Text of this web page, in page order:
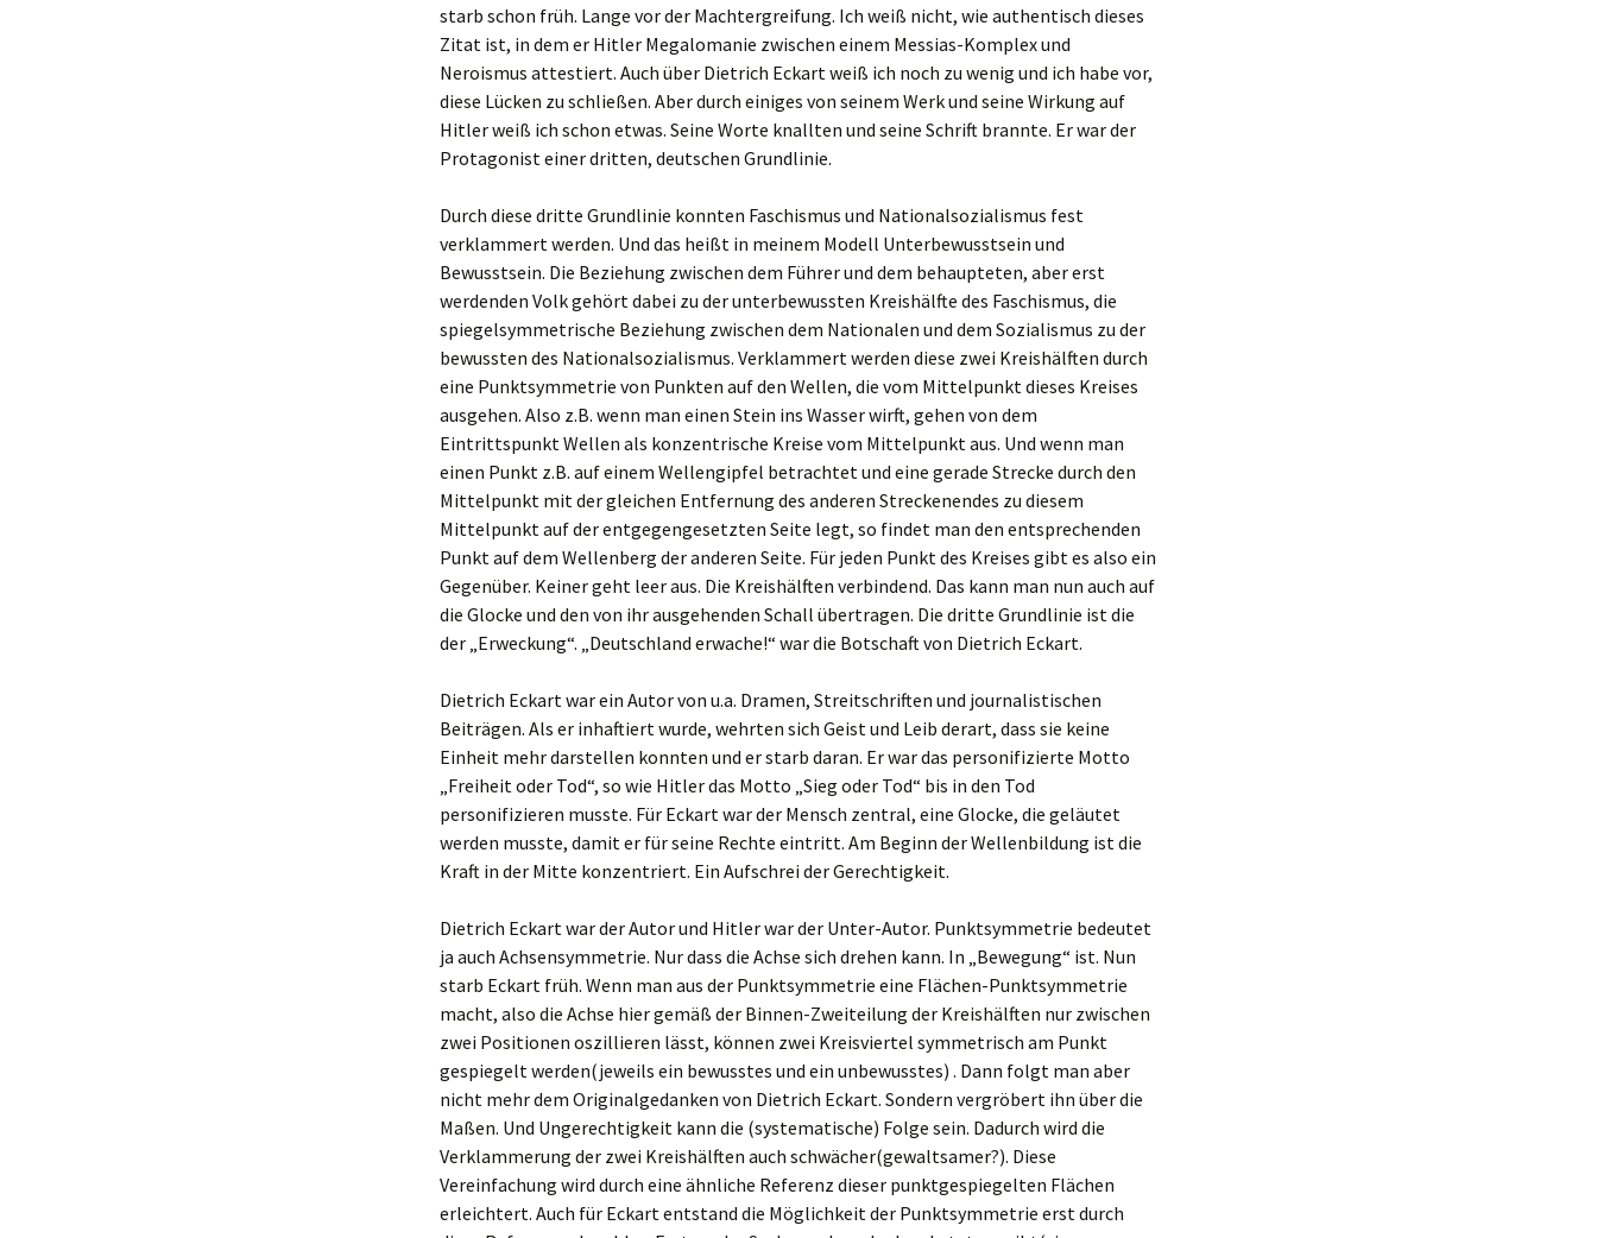
starb schon früh. Lange vor der Machtergreifung. Ich weiß nicht, wie authentisch dieses
Zitat ist, in dem er Hitler Megalomanie zwischen einem Messias-Komplex und
Neroismus attestiert. Auch über Dietrich Eckart weiß ich noch zu wenig und ich habe vor,
diese Lücken zu schließen. Aber durch einiges von seinem Werk und seine Wirkung auf
Hitler weiß ich schon etwas. Seine Worte knallten und seine Schrift brannte. Er war der
Protagonist einer dritten, deutschen Grundlinie.
Durch diese dritte Grundlinie konnten Faschismus und Nationalsozialismus fest
verklammert werden. Und das heißt in meinem Modell Unterbewusstsein und
Bewusstsein. Die Beziehung zwischen dem Führer und dem behaupteten, aber erst
werdenden Volk gehört dabei zu der unterbewussten Kreishälfte des Faschismus, die
spiegelsymmetrische Beziehung zwischen dem Nationalen und dem Sozialismus zu der
bewussten des Nationalsozialismus. Verklammert werden diese zwei Kreishälften durch
eine Punktsymmetrie von Punkten auf den Wellen, die vom Mittelpunkt dieses Kreises
ausgehen. Also z.B. wenn man einen Stein ins Wasser wirft, gehen von dem
Eintrittspunkt Wellen als konzentrische Kreise vom Mittelpunkt aus. Und wenn man
einen Punkt z.B. auf einem Wellengipfel betrachtet und eine gerade Strecke durch den
Mittelpunkt mit der gleichen Entfernung des anderen Streckenendes zu diesem
Mittelpunkt auf der entgegengesetzten Seite legt, so findet man den entsprechenden
Punkt auf dem Wellenberg der anderen Seite. Für jeden Punkt des Kreises gibt es also ein
Gegenüber. Keiner geht leer aus. Die Kreishälften verbindend. Das kann man nun auch auf
die Glocke und den von ihr ausgehenden Schall übertragen. Die dritte Grundlinie ist die
der „Erweckung“. „Deutschland erwache!“ war die Botschaft von Dietrich Eckart.
Dietrich Eckart war ein Autor von u.a. Dramen, Streitschriften und journalistischen
Beiträgen. Als er inhaftiert wurde, wehrten sich Geist und Leib derart, dass sie keine
Einheit mehr darstellen konnten und er starb daran. Er war das personifizierte Motto
„Freiheit oder Tod“, so wie Hitler das Motto „Sieg oder Tod“ bis in den Tod
personifizieren musste. Für Eckart war der Mensch zentral, eine Glocke, die geläutet
werden musste, damit er für seine Rechte eintritt. Am Beginn der Wellenbildung ist die
Kraft in der Mitte konzentriert. Ein Aufschrei der Gerechtigkeit.
Dietrich Eckart war der Autor und Hitler war der Unter-Autor. Punktsymmetrie bedeutet
ja auch Achsensymmetrie. Nur dass die Achse sich drehen kann. In „Bewegung“ ist. Nun
starb Eckart früh. Wenn man aus der Punktsymmetrie eine Flächen-Punktsymmetrie
macht, also die Achse hier gemäß der Binnen-Zweiteilung der Kreishälften nur zwischen
zwei Positionen oszillieren lässt, können zwei Kreisviertel symmetrisch am Punkt
gespiegelt werden(jeweils ein bewusstes und ein unbewusstes) . Dann folgt man aber
nicht mehr dem Originalgedanken von Dietrich Eckart. Sondern vergröbert ihn über die
Maßen. Und Ungerechtigkeit kann die (systematische) Folge sein. Dadurch wird die
Verklammerung der zwei Kreishälften auch schwächer(gewaltsamer?). Diese
Vereinfachung wird durch eine ähnliche Referenz dieser punktgespiegelten Flächen
erleichtert. Auch für Eckart entstand die Möglichkeit der Punktsymmetrie erst durch